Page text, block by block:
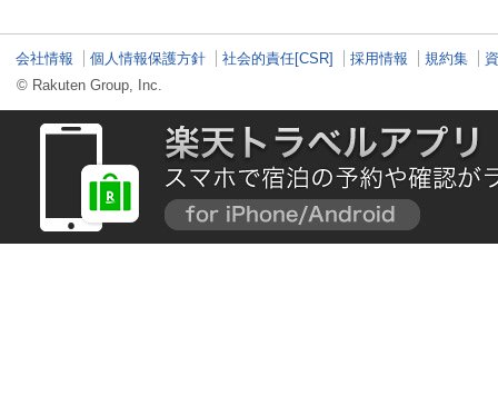
会社情報 個人情報保護方針 社会的責任[CSR] 採用情報 規約集
© Rakuten Group, Inc.